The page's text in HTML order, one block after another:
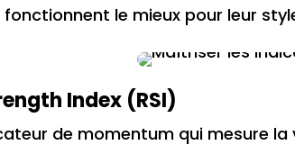
le mieux pour leur
Index (RSI)
de momentum qui mesure